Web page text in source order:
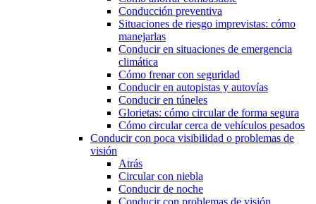
Conducción preventiva
Situaciones de riesgo imprevistas: cómo
manejarlas
Conducir en situaciones de emergencia
climática
Cómo frenar con seguridad
Conducir en autopistas y autovías
Conducir en túneles
Glorietas: cómo circular de forma segura
Cómo circular cerca de vehículos pesados
Conducir con poca visibilidad o problemas de
visión
Atrás
Circular con niebla
Conducir de noche